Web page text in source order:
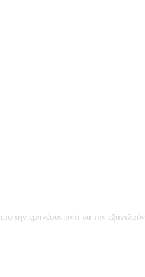
την εμπνέουν αντί να την εξαντλούν